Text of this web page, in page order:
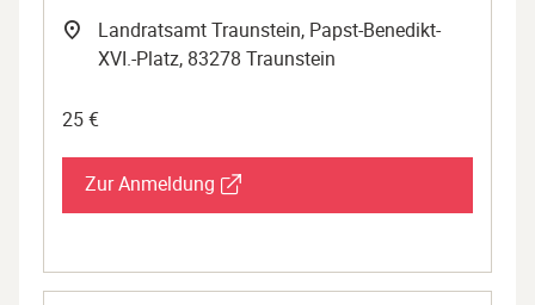
Landratsamt Traunstein, Papst-Benedikt-
XVI.-Platz, 83278 Traunstein
25 €
Zur Anmeldung